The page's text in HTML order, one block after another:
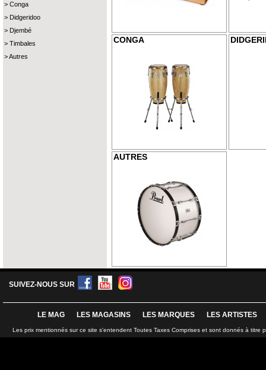
Conga
Didgeridoo
Djembé
Timbales
Autres
CONGA
AUTRES
SUIVEZ-NOUS SUR
LE MAG LES MAGASINS LES MARQUES LES ARTISTES
Les prix mentionnés sur ce site s'entendent Toutes Taxes Comprises et sont donnés à